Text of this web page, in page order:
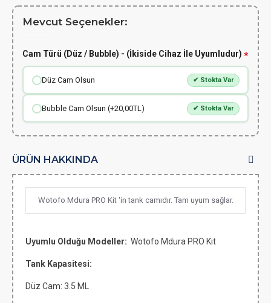
Mevcut Seçenekler:
Cam Türü (Düz / Bubble) - (İkiside Cihaz İle Uyumludur)
Düz Cam Olsun ✔ Stokta Var
Bubble Cam Olsun (+20,00TL) ✔ Stokta Var
ÜRÜN HAKKINDA
Wotofo Mdura PRO Kit 'in tank camıdır. Tam uyum sağlar.
Uyumlu Olduğu Modeller: Wotofo Mdura PRO Kit
Tank Kapasitesi:
Düz Cam: 3.5 ML